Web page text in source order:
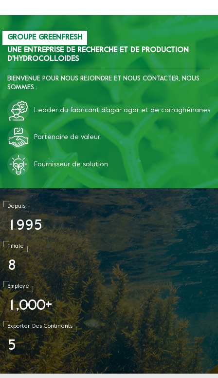
GROUPE GREENFRESH
UNE ENTREPRISE DE RECHERCHE ET DE PRODUCTION
D'HYDROCOLLOIDES
BIENVENUE POUR NOUS REJOINDRE ET NOUS CONTACTER, NOUS
SOMMES :
Leader du fabricant d'agar agar et de carraghénanes
Partenaire de valeur
Fournisseur de solution
Depuis
1 995
Filiale
8
Employé
1 ,000+
Exporter Des Continents
5